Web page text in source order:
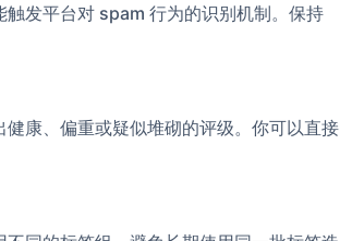
发平台对 spam 行为的识别机制。保持
康、偏重或疑似堆砌的评级。你可以直接